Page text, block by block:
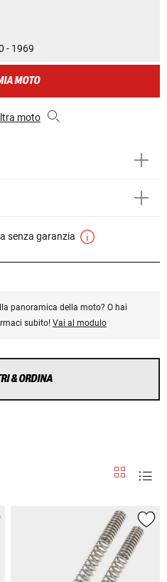
- 1969
MOTO
moto
senza garanzia
panoramica della moto? O hai
subito! Vai al modulo
& ORDINA